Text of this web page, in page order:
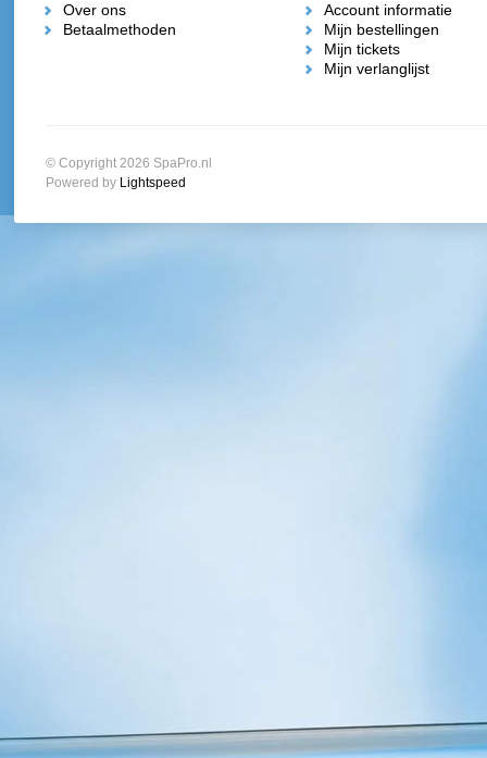
Over ons
Betaalmethoden
Account informatie
Mijn bestellingen
Mijn tickets
Mijn verlanglijst
© Copyright 2026 SpaPro.nl
Powered by Lightspeed